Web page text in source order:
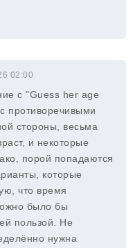
02:00
с "Guess her age
противоречивыми
стороны, весьма
и некоторые
порой попадаются
которые
что время
было бы
пользой. Не
нужна